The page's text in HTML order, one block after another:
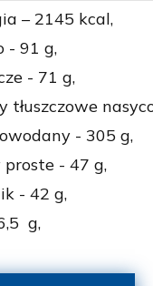
– 2145 kcal,
- 91 g,
- 71 g,
tłuszczowe
- 305 g,
- 47 g,
- 42 g,
g,